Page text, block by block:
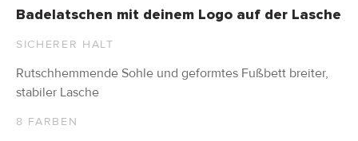
Badelatschen mit deinem Logo auf der Lasche
SICHERER HALT
Rutschhemmende Sohle und geformtes Fußbett breiter,
stabiler Lasche
8 FARBEN